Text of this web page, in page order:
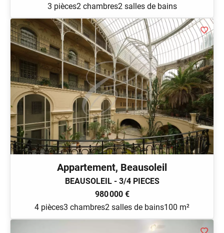
3 pièces2 chambres2 salles de bains
Appartement, Beausoleil
BEAUSOLEIL - 3/4 PIECES
980 000 €
4 pièces3 chambres2 salles de bains100 m²